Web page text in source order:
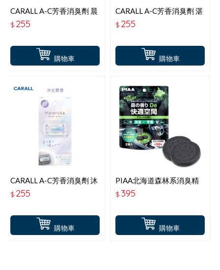
購物車
CARALL A-C芳香消臭劑 晨
光茉莉 J3677
$ 255
購物車
CARALL A-C芳香消臭劑 湛
藍之光 J3676
$ 255
購物車
CARALL A-C芳香消臭劑 沐
光麝香 J3675
$ 255
購物車
PIAA北海道森林系消臭精
油 草本香 KK-TD3
$ 395